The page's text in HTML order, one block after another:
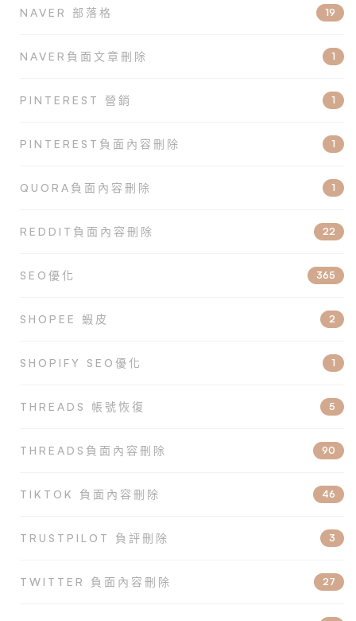
NAVER 部落格 19
NAVER負面文章刪除 1
PINTEREST 營銷 1
PINTEREST負面內容刪除 1
QUORA負面內容刪除 1
REDDIT負面內容刪除 22
SEO優化 365
SHOPEE 蝦皮 2
SHOPIFY SEO優化 1
THREADS 帳號恢復 5
THREADS負面內容刪除 90
TIKTOK 負面內容刪除 46
TRUSTPILOT 負評刪除 3
TWITTER 負面內容刪除 27